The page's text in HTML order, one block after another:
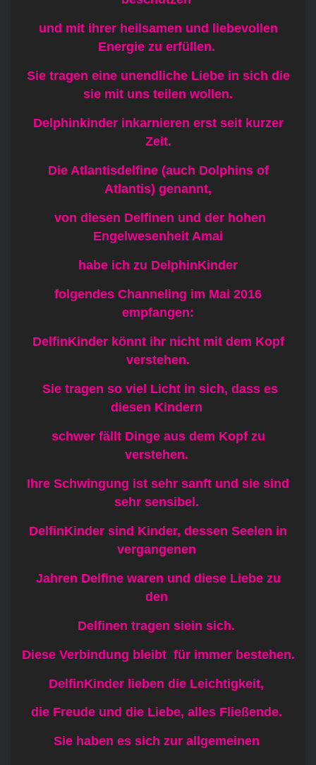
und mit ihrer heilsamen und liebevollen
Energie zu erfüllen.
Sie tragen eine unendliche Liebe in sich die
sie mit uns teilen wollen.
Delphinkinder inkarnieren erst seit kurzer
Zeit.
Die Atlantisdelfine (auch Dolphins of
Atlantis) genannt,
von diesen Delfinen und der hohen
Engelwesenheit Amai
habe ich zu DelphinKinder
folgendes Channeling im Mai 2016
empfangen:
DelfinKinder könnt ihr nicht mit dem Kopf
verstehen.
Sie tragen so viel Licht in sich, dass es
diesen Kindern
schwer fällt Dinge aus dem Kopf zu
verstehen.
Ihre Schwingung ist sehr sanft und sie sind
sehr sensibel.
DelfinKinder sind Kinder, dessen Seelen in
vergangenen
Jahren Delfine waren und diese Liebe zu
den
Delfinen tragen siein sich.
Diese Verbindung bleibt für immer bestehen.
DelfinKinder lieben die Leichtigkeit,
die Freude und die Liebe, alles Fließende.
Sie haben es sich zur allgemeinen